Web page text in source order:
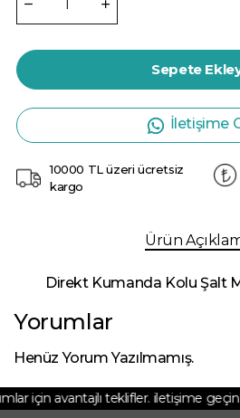
Sepete
İletişime
10000 TL üzeri ücretsiz
kargo
Ürün
Direkt Kumanda Kolu Şalt
Yorumlar
Henüz Yorum Yazılmamış.
için avantajlı teklifler. iletişime geçin.